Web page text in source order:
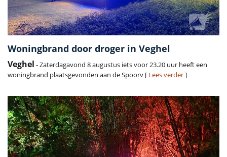
Woningbrand door droger in Veghel
Veghel - Zaterdagavond 8 augustus iets voor 23.20 uur heeft een
woningbrand plaatsgevonden aan de Spoorv [ Lees verder]